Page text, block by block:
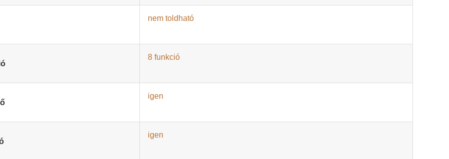
nem toldható
8 funkció
igen
igen